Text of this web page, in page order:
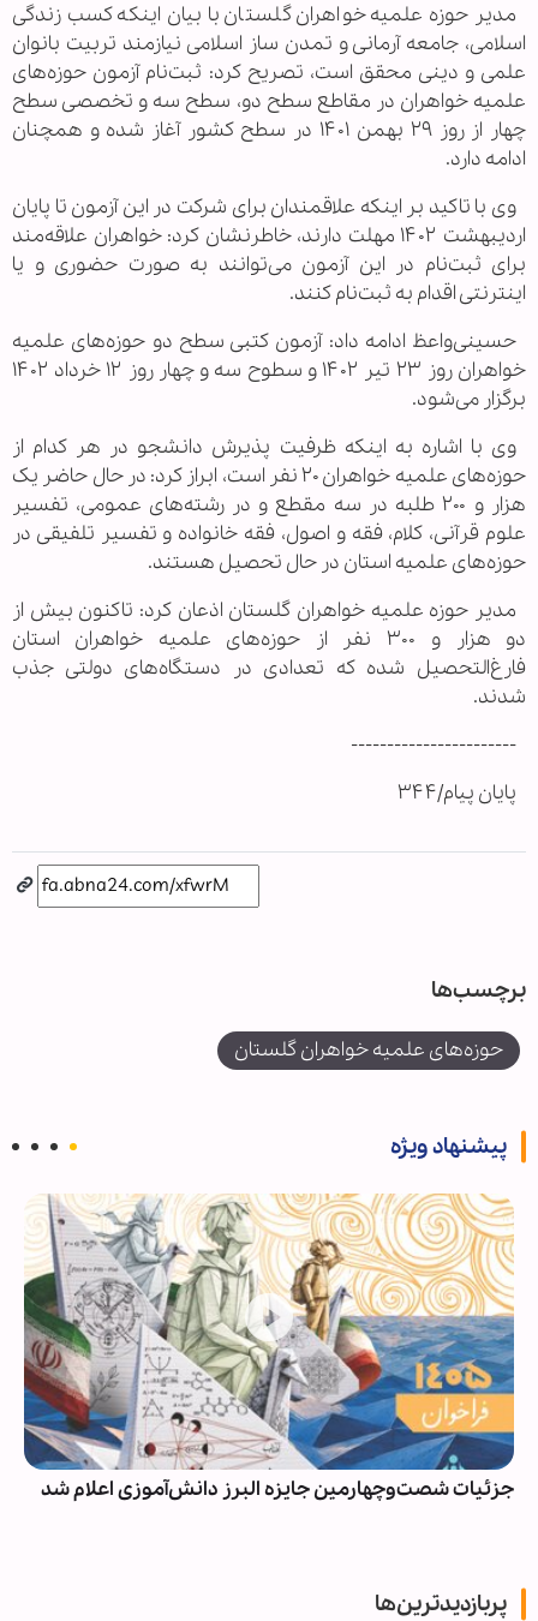
مدیر حوزه علمیه خواهران گلستان با بیان اینکه کسب زندگی
اسلامی، جامعه آرمانی و تمدن ساز اسلامی نیازمند تربیت بانوان
علمی و دینی محقق است، تصریح کرد: ثبت‌نام آزمون حوزه‌های
علمیه خواهران در مقاطع سطح دو، سطح سه و تخصصی سطح
چهار از روز ۲۹ بهمن ۱۴۰۱ در سطح کشور آغاز شده و همچنان
ادامه دارد.
وی با تاکید بر اینکه علاقمندان برای شرکت در این آزمون تا پایان
اردیبهشت ۱۴۰۲ مهلت دارند، خاطرنشان کرد: خواهران علاقه‌مند
برای ثبت‌نام در این آزمون می‌توانند به صورت حضوری و یا
اینترنتی اقدام به ثبت‌نام کنند.
حسینی‌واعظ ادامه داد: آزمون کتبی سطح دو حوزه‌های علمیه
خواهران روز ۲۳ تیر ۱۴۰۲ و سطوح سه و چهار روز ۱۲ خرداد ۱۴۰۲
برگزار می‌شود.
وی با اشاره به اینکه ظرفیت پذیرش دانشجو در هر کدام از
حوزه‌های علمیه خواهران ۲۰ نفر است، ابراز کرد: در حال حاضر یک
هزار و ۲۰۰ طلبه در سه مقطع و در رشته‌های عمومی، تفسیر
علوم قرآنی، کلام، فقه و اصول، فقه خانواده و تفسیر تلفیقی در
حوزه‌های علمیه استان در حال تحصیل هستند.
مدیر حوزه علمیه خواهران گلستان اذعان کرد: تاکنون بیش از
دو هزار و ۳۰۰ نفر از حوزه‌های علمیه خواهران استان
فارغ‌التحصیل شده که تعدادی در دستگاه‌های دولتی جذب
شدند.
-----------------------
پایان پیام/۳۴۴
برچسب‌ها
حوزه‌های علمیه خواهران گلستان
پیشنهاد ویژه
جزئیات شصت‌وچهارمین جایزه البرز دانش‌آموزی اعلام شد
پربازدیدترین‌ها